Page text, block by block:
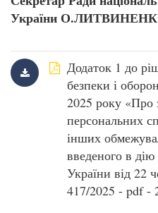
України
Додаток 1 до
безпеки і
2025 року «Про
персональних
інших
введеного в
України від 22
417/2025 - pdf -